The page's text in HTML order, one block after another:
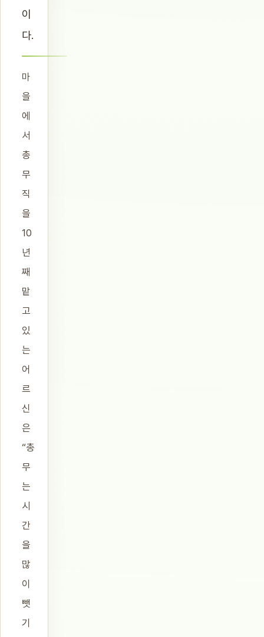
이
다.
마
을
에
서
총
무
직
을
10
년
째
맡
고
있
는
어
르
신
은
“총
무
는
시
간
을
많
이
뺏
기